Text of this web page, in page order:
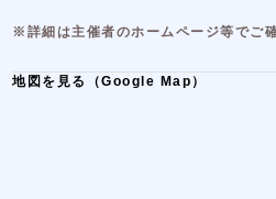
※詳細は主催者のホームページ等でご
地図を見る（Google Map）